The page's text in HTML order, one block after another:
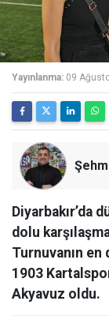
Yayınlanma: 09
Diyarbakır’da
dolu
Turnuvanın
1903
Akyavuz oldu.